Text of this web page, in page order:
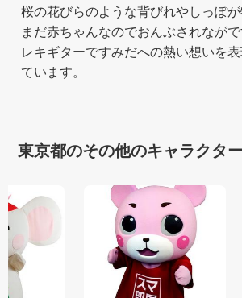
桜の花びらのような背びれやしっぽが
まだ赤ちゃんなのでおんぶされなが
レキギターですみだへの熱い想いを
ています。
東京都のその他のキャラクター